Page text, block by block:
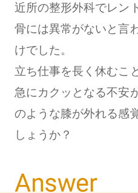
近所の整形外科でレン
骨には異常がないと言
けでした。
立ち仕事を長く休むこ
急にカクッとなる不安
のような膝が外れる感
しょうか？